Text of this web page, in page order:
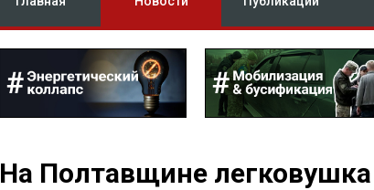
На Полтавщине легковушка